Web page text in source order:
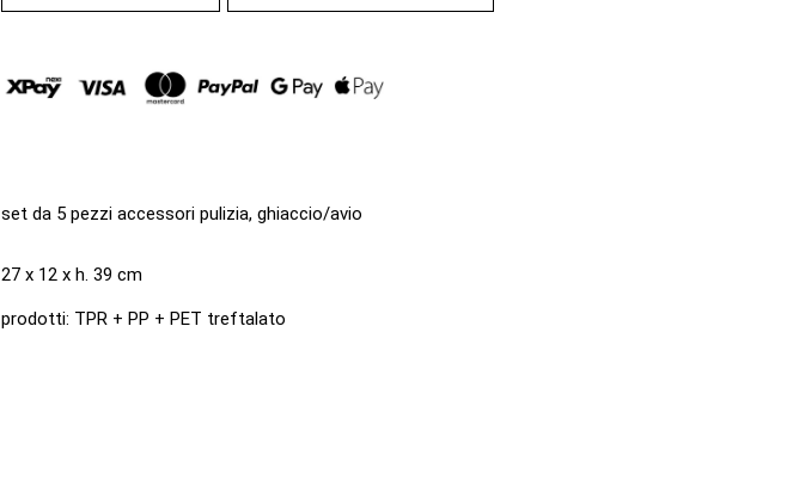
set da 5 pezzi accessori pulizia, ghiaccio/avio
27 x 12 x h. 39 cm
prodotti: TPR + PP + PET treftalato